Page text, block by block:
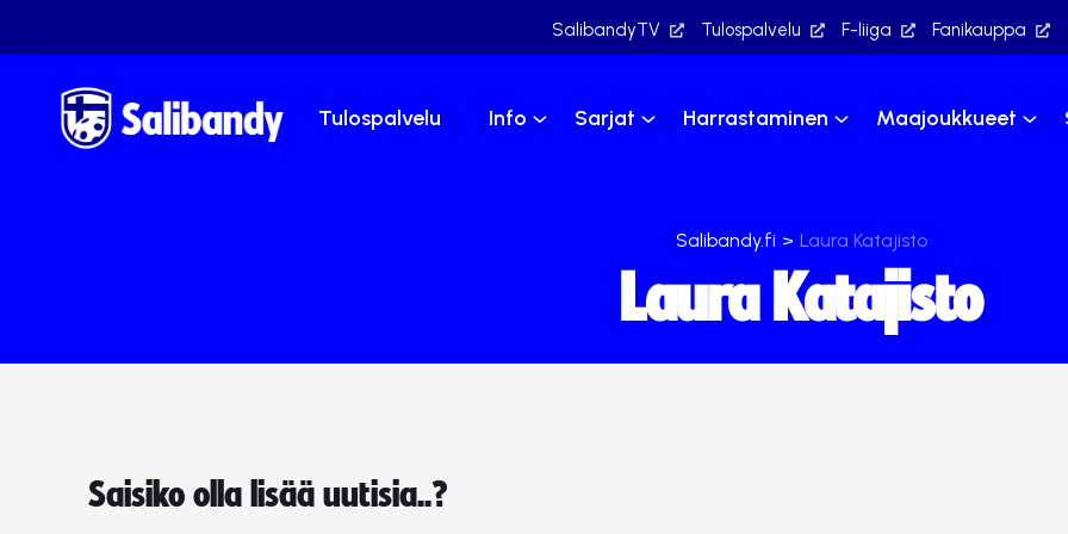
SalibandyTV Tulospalvelu F-liiga Fanikauppa
Tulospalvelu Info Sarjat Harrastaminen Maajoukkueet
Salibandy.fi > Laura Katajisto
Laura Katajisto
Saisiko olla lisää uutisia..?